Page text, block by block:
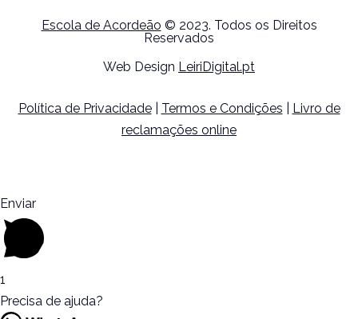
Escola de Acordeão © 2023. Todos os Direitos
Reservados
Web Design LeiriDigital.pt
Política de Privacidade| Termos e Condições
Livro de
reclamações online
Enviar
1
Precisa de ajuda?